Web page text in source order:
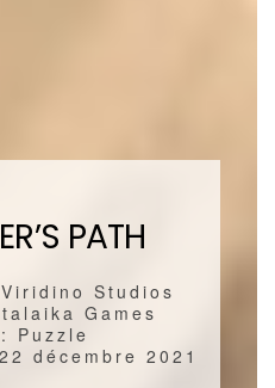
PATH
Studios
Games
Puzzle
décembre 2021